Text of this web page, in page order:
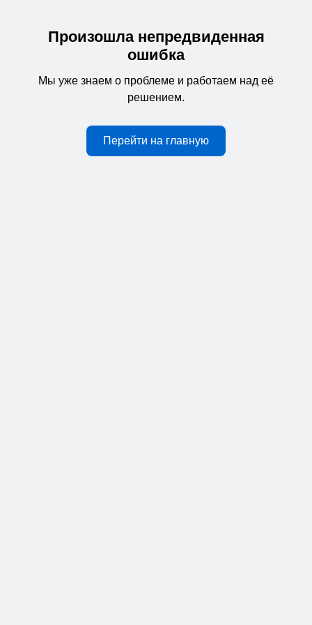
Произошла непредвиденная
ошибка
Мы уже знаем о проблеме и работаем над её
решением.
Перейти на главную